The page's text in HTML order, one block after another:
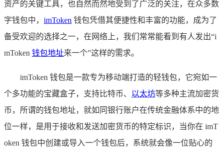
资产的关键工具，也自然而然地受到了广泛的关注，在众多数
字钱包中， imToken 钱包凭借其便捷性和丰富的功能，成为了
备受欢迎的选择之一，在网络上，我们常常能看到有人发出“i
mToken 钱包地址来一个”这样的需求。
imToken 钱包是一款专为移动端打造的轻钱包，它宛如一
个多功能的宝藏盒子，支持比特币、 以太坊等多种主流加密货
币，所谓的钱包地址，就如同银行账户在传统金融体系中的地
位一样，是用于接收和发送加密货币的特定标识，当你在 imT
oken 钱包中创建或导入一个钱包后，系统就会像一位贴心的